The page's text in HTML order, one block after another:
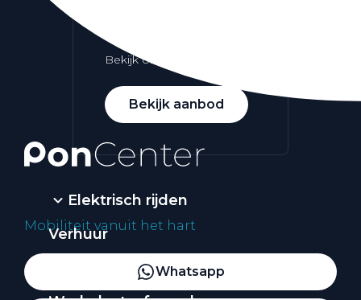
Bekijk ons aanbod
Bekijk aanbod
Elektrisch rijden
Verhuur
Vestigingen
Mobiliteit vanuit het hart
Whatsapp